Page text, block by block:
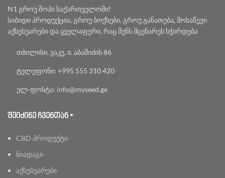
N1 გროუ შოპი საქართველოში!
სიბიდი პროდუქცია, გროუ ბოქსები, გროუ განათება, მოსაწევი
აქსესუარები და ყველაფერი, რაც შენს მცენარეს სჭირდება
თბილისი, ვაკე, ი. აბაშიძის 86
ტელეფონი: +995 555 310 420
ელ-ფოსტა: info@myseed.ge
ᲨᲔᲘᲫᲘᲜᲔ ᲩᲕᲔᲜᲗᲐᲜ •
CBD პროდუქტი
ნიადაგი
აქსესუარები